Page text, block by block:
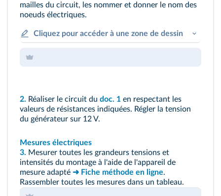
mailles du circuit, les nommer et donner le nom des
noeuds électriques.
Cliquez pour accéder à une zone de dessin
2. Réaliser le circuit du doc. 1 en respectant les
valeurs de résistances indiquées. Régler la tension
du générateur sur 12 V.
Mesures électriques
3. Mesurer toutes les grandeurs tensions et
intensités du montage à l'aide de l'appareil de
mesure adapté ➜ Fiche méthode en ligne.
Rassembler toutes les mesures dans un tableau.